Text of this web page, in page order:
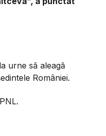
urne să aleagă
României.